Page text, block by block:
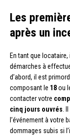
Les
après un
En tant que
démarches à
d’abord, il est
composant le 18ou
contacter votre
cinq jours ouvrés .
l’événement à votre
dommages subis si